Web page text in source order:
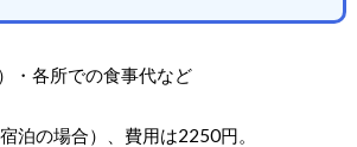
・各所での食事代など
泊の場合）、費用は2250円。